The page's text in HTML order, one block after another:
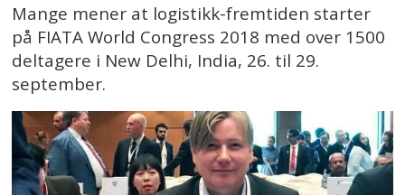
Mange mener at logistikk-fremtiden starter
på FIATA World Congress 2018 med over 1500
deltagere i New Delhi, India, 26. til 29.
september.